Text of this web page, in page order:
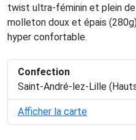
twist ultra-féminin et plein
molleton doux et épais
hyper confortable.
Confection
Saint-André-lez-Lille
Afficher la carte